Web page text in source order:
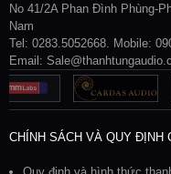
No 41/2A Phan Đình Phùng-
Nam
Tel: 0283.5052668. Mobile:
Email:
CHÍNH SÁCH VÀ QUY ĐỊNH